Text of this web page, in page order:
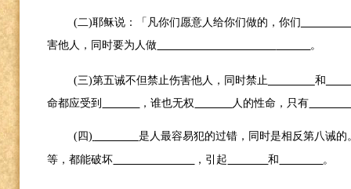
(二)耶稣说：「凡你们愿意人给你们做的，你们
害他人，同时要为人做
。
(三)第五诫不但禁止伤害他人，同时禁止
和
命都应受到
，谁也无权 人的性命，只有
(四)
是人最容易犯的过错，同时是相反第八诫的
等，都能破坏
，引起 和 。